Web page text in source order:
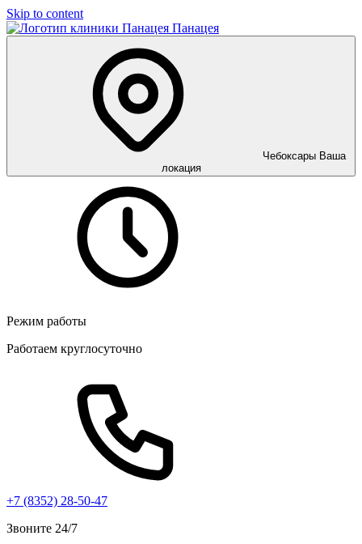
Skip to content
Панацея
Чебоксары Ваша
локация
Режим работы
Работаем круглосуточно
+7 (8352) 28-50-47
Звоните 24/7